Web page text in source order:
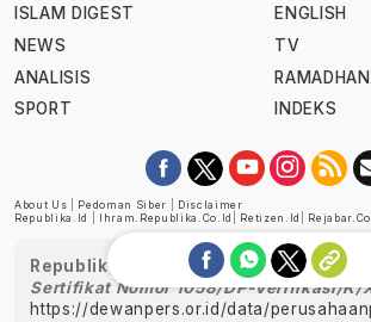
ISLAM DIGEST
NEWS
ANALISIS
SPORT
ENGLISH
TV
RAMADHAN
INDEKS
About Us Pedoman Siber
Disclaimer
Republika.id
Ihram.republika.co.id Retizen.id
Republika telah diverifikasi oleh
Sertifikat Nomor 1058/DP-Verifikasi/K/
https://dewanpers.or.id/data/